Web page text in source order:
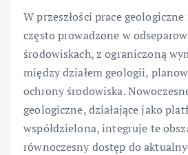
W przeszłości prace
często prowadzone w
środowiskach, z ograniczoną
między działem geologii,
ochrony środowiska.
geologiczne, działające jako
współdzielona, integruje te
równoczesny dostęp do